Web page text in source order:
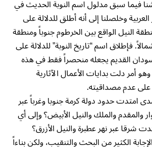
فيما سبق مدلول اسم النوبة الحديث في
وخلصلنا إلى أنه أطلق للدلالة على
النيل الواقع بين الخرطوم جنوباً ومنطقة
فإطلاق اسم “تاريخ النوبة” للدلالة على
القديم يجعله منحصراً فقط في هذه
أمر دلت بدايات الأعمال الآثارية
على عدم مصداقيته.
امتدت حدود دولة كرمة جنوبا وغرباً عبر
والمقدم والملك والنيل الأبيض؟ وإلى أي
شرقا عبر نهر عطبرة والنيل الأزرق؟
الكثير من البحث والتنقيب، ولكن بناءاً